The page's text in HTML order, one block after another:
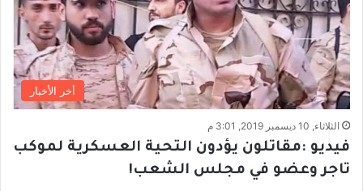
أخر الأخبار
الثلاثاء, 10 ديسمبر 2019, 3:01 م
فيديو :مقاتلون يؤدون التحية العسكرية لموكب
تاجر وعضو في مجلس الشعب!